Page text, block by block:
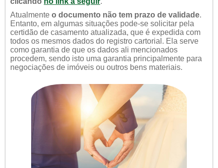
Atualmente o documento não tem prazo de validade.
Entanto, em algumas situações pode-se solicitar pela
certidão de casamento atualizada, que é expedida com
todos os mesmos dados do registro cartorial. Ela serve
como garantia de que os dados ali mencionados
procedem, sendo isto uma garantia principalmente para
negociações de imóveis ou outros bens materiais.